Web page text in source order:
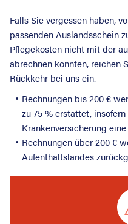
Falls Sie vergessen haben,
passenden Auslandsschein
Pflegekosten nicht mit der
abrechnen konnten, reichen
Rückkehr bei uns ein.
Rechnungen bis 200 €
zu 75 % erstattet,
Krankenversicherung
Rechnungen über 200 €
Aufenthaltslandes